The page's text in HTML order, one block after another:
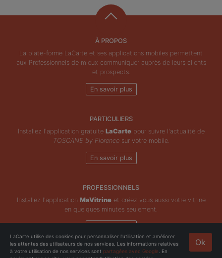
À PROPOS
La plate-forme LaCarte et ses applications mobiles permettent
aux Professionnels de mieux communiquer auprès de leurs clients
et prospects.
En savoir plus
PARTICULIERS
Installez l'application gratuite LaCartepour suivre l'actualité de
TOSCANE by Florencesur votre mobile.
En savoir plus
PROFESSIONNELS
Installez l'application MaVitrineet créez vous aussi votre vitrine
en quelques minutes seulement.
Copyright © ZeMAP 2026 - Tous droits réservés. Ok
LaCarte utilise des cookies pour personnaliser l'utilisation et améliorer
les attentes des utilisateurs de nos services. Les informations relatives
à votre utilisation de nos services sont partagées avec Google . En